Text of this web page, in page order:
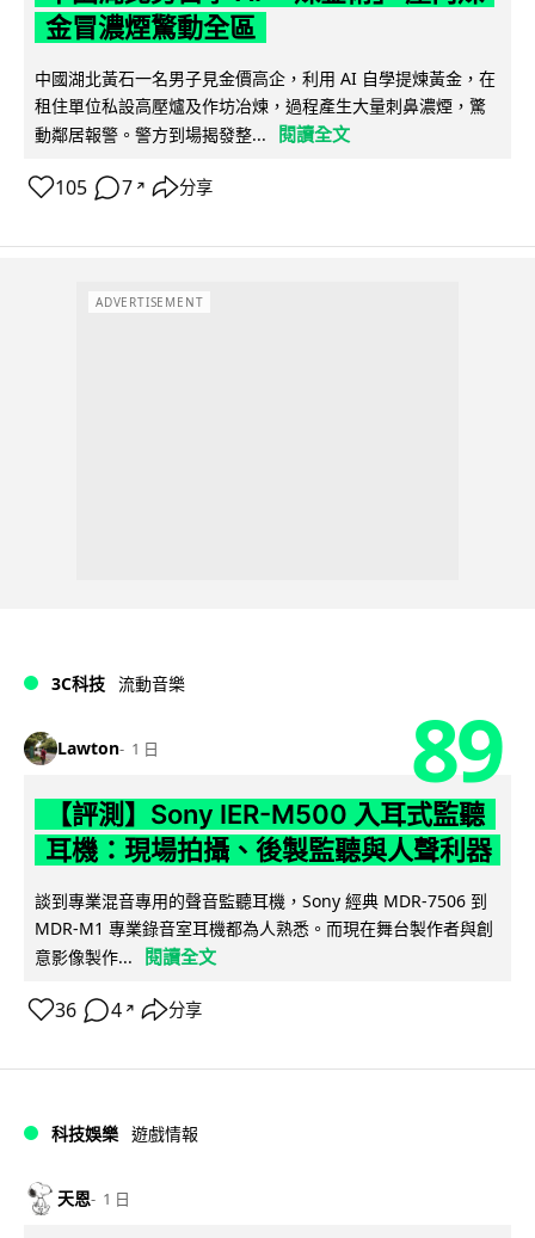
金冒濃煙驚動全區
中國湖北黃石一名男子見金價高企，利用 AI 自學提煉黃金，在
租住單位私設高壓爐及作坊冶煉，過程產生大量刺鼻濃煙，驚
動鄰居報警。警方到場揭發整...
閱讀全文
105 7 ↗ 分享
ADVERTISEMENT
3C科技 流動音樂
Lawton 1 日 89
【評測】Sony IER-M500 入耳式監聽
耳機：現場拍攝、後製監聽與人聲利器
談到專業混音專用的聲音監聽耳機，Sony 經典 MDR-7506 到
MDR-M1 專業錄音室耳機都為人熟悉。而現在舞台製作者與創
意影像製作...
閱讀全文
36 4 ↗ 分享
科技娛樂 遊戲情報
天恩 1 日